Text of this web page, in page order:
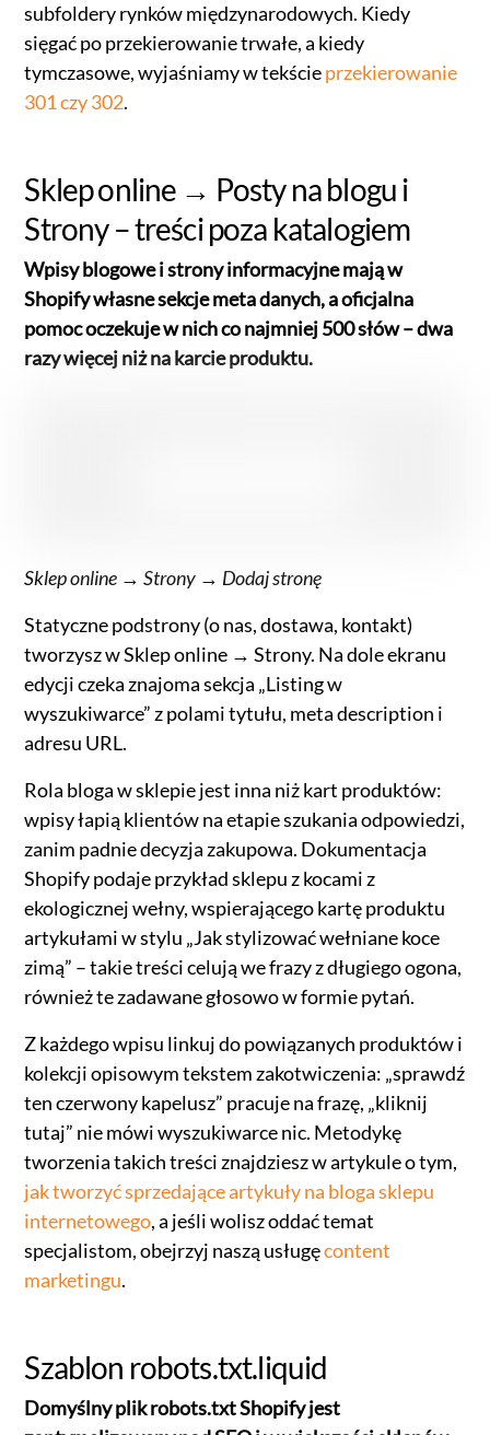
subfoldery rynków międzynarodowych. Kiedy
sięgać po przekierowanie trwałe, a kiedy
tymczasowe, wyjaśniamy w tekścieprzekierowanie
301 czy 302.
Sklep online → Posty na blogu i
Strony – treści poza katalogiem
Wpisy blogowe i strony informacyjne mają w
Shopify własne sekcje meta danych, a oficjalna
pomoc oczekuje w nich co najmniej 500 słów – dwa
razy więcej niż na karcie produktu.
Sklep online → Strony → Dodaj stronę
Statyczne podstrony (o nas, dostawa, kontakt)
tworzysz w Sklep online → Strony. Na dole ekranu
edycji czeka znajoma sekcja „Listing w
wyszukiwarce” z polami tytułu, meta description i
adresu URL.
Rola bloga w sklepie jest inna niż kart produktów:
wpisy łapią klientów na etapie szukania odpowiedzi,
zanim padnie decyzja zakupowa. Dokumentacja
Shopify podaje przykład sklepu z kocami z
ekologicznej wełny, wspierającego kartę produktu
artykułami w stylu „Jak stylizować wełniane koce
zimą” – takie treści celują we frazy z długiego ogona,
również te zadawane głosowo w formie pytań.
Z każdego wpisu linkuj do powiązanych produktów i
kolekcji opisowym tekstem zakotwiczenia: „sprawdź
ten czerwony kapelusz” pracuje na frazę, „kliknij
tutaj” nie mówi wyszukiwarce nic. Metodykę
tworzenia takich treści znajdziesz w artykule o tym,
jak tworzyć sprzedające artykuły na bloga sklepu
internetowego, a jeśli wolisz oddać temat
specjalistom, obejrzyj naszą usługęcontent
marketingu.
Szablon robots.txt.liquid
Domyślny plik robots.txt Shopify jest